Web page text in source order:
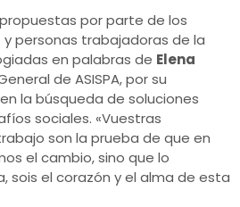
por parte de los
personas trabajadoras de la
en palabras de Elena
de ASISPA, por su
la búsqueda de soluciones
sociales. «Vuestras
son la prueba de que en
el cambio, sino que lo
sois el corazón y el alma de esta